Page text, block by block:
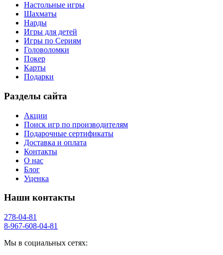
Настольные игры
Шахматы
Нарды
Игры для детей
Игры по Сериям
Головоломки
Покер
Карты
Подарки
Разделы сайта
Акции
Поиск игр по производителям
Подарочные сертификаты
Доставка и оплата
Контакты
О нас
Блог
Уценка
Наши контакты
278-04-81
8-967-608-04-81
Мы в социальных сетях: